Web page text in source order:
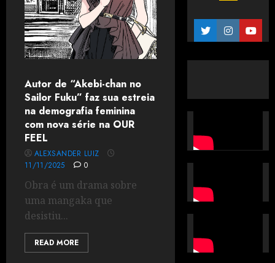
Autor de “Akebi-chan no
Sailor Fuku” faz sua estreia
na demografia feminina
com nova série na OUR
FEEL
ALEXSANDER LUIZ
11/11/2025
0
Obra é um drama sobre
uma mangaka que
desistiu...
READ MORE